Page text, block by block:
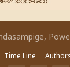
Time Line